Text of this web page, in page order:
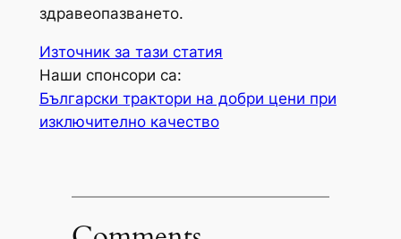
здравеопазването.
Източник за тази статия
Наши спонсори са:
Български трактори на добри цени при
изключително качество